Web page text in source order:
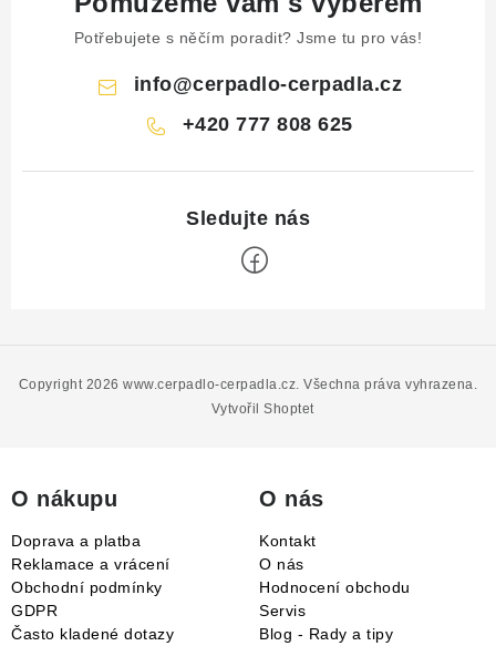
Potřebujete s něčím poradit? Jsme tu pro vás!
info@cerpadlo-cerpadla.cz
+420 777 808 625
Vytvořil Shoptet
Copyright 2026www.cerpadlo-cerpadla.cz. Všechna práva vyhrazena.
O nákupu
Doprava a platba
Reklamace a vrácení
Obchodní podmínky
GDPR
Často kladené dotazy
O nás
Kontakt
O nás
Hodnocení obchodu
Servis
Blog - Rady a tipy